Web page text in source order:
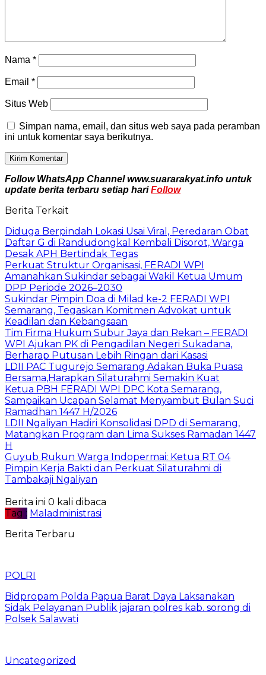
Nama *
Email *
Situs Web
Simpan nama, email, dan situs web saya pada peramban
ini untuk komentar saya berikutnya.
Follow WhatsApp Channel www.suararakyat.info untuk
update berita terbaru setiap hariFollow
Berita Terkait
Diduga Berpindah Lokasi Usai Viral, Peredaran Obat
Daftar G di Randudongkal Kembali Disorot, Warga
Desak APH Bertindak Tegas
Perkuat Struktur Organisasi, FERADI WPI
Amanahkan Sukindar sebagai Wakil Ketua Umum
DPP Periode 2026–2030
Sukindar Pimpin Doa di Milad ke-2 FERADI WPI
Semarang, Tegaskan Komitmen Advokat untuk
Keadilan dan Kebangsaan
Tim Firma Hukum Subur Jaya dan Rekan – FERADI
WPI Ajukan PK di Pengadilan Negeri Sukadana,
Berharap Putusan Lebih Ringan dari Kasasi
LDII PAC Tugurejo Semarang Adakan Buka Puasa
Bersama,Harapkan Silaturahmi Semakin Kuat
Ketua PBH FERADI WPI DPC Kota Semarang,
Sampaikan Ucapan Selamat Menyambut Bulan Suci
Ramadhan 1447 H/2026
LDII Ngaliyan Hadiri Konsolidasi DPD di Semarang,
Matangkan Program dan Lima Sukses Ramadan 1447
H
Guyub Rukun Warga Indopermai: Ketua RT 04
Pimpin Kerja Bakti dan Perkuat Silaturahmi di
Tambakaji Ngaliyan
Berita ini 0 kali dibaca
Tag : Maladministrasi
Berita Terbaru
POLRI
Bidpropam Polda Papua Barat Daya Laksanakan
Sidak Pelayanan Publik jajaran polres kab. sorong di
Polsek Salawati
Uncategorized